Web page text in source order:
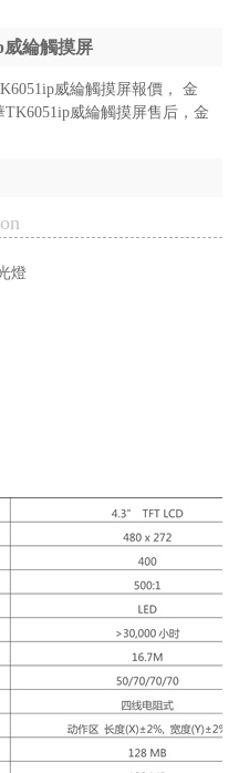
綸觸摸屏
威綸觸摸屏報價，
金
TK6051ip威綸觸摸屏售后， 金
燈